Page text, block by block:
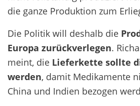
die ganze Produktion zum
Die Politik will deshalb die
Europa zurückverlegen.
meint, die Lieferkette sollte
werden, damit Medikamente
China und Indien bezogen